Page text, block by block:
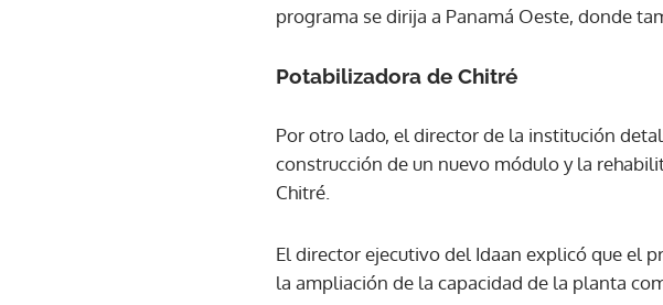
programa se dirija a Panamá Oeste, donde
Potabilizadora de Chitré
Por otro lado, el director de la institución
construcción de un nuevo módulo y la
Chitré.
El director ejecutivo del Idaan explicó que el
la ampliación de la capacidad de la planta